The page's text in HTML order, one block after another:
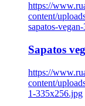
https://
content/
sapatos-
Sapatos
https://
content/
1-335x256.jpg